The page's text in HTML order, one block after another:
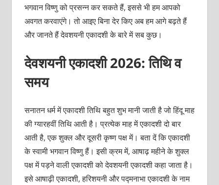
भगवान विष्णु को प्रसन्न कर सकते हैं, इससे भी हम आपको
अवगत करवाएंगे। तो आइए बिना देर किए अब हम आगे बढ़ते हैं
और जानते हैं देवशयनी एकादशी के बारे में सब कुछ।
देवशयनी एकादशी 2026: तिथि व
समय
सनातन धर्म में एकादशी तिथि बहुत शुभ मानी जाती है जो हिंदू माह
की ग्यारहवीं तिथि आती है। प्रत्येक माह में एकादशी दो बार
आती है, एक शुक्ल और दूसरी कृष्ण पक्ष में। बता दें कि एकादशी
के स्वामी भगवान विष्णु हैं। इसी क्रम में, आषाढ़ महीने के शुक्ल
पक्ष में पड़ने वाली एकादशी को देवशयनी एकादशी कहा जाता है।
इसे आषाढ़ी एकादशी, हरिशयनी और पद्मनाभा एकादशी के नाम